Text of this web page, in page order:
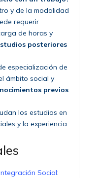
y de la modalidad
requerir
de horas y
posteriores
especialización de
ámbito social y
previos
los estudios en
y la experiencia
Social: